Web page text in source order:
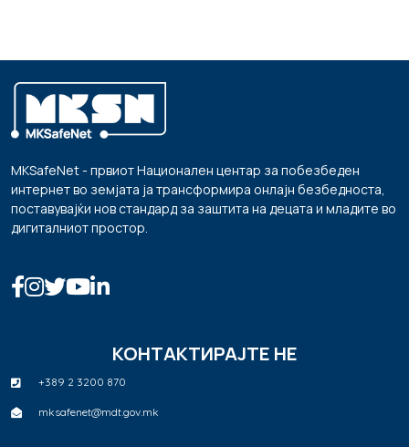
MKSafeNet - првиот Национален центар за побезбеден
интернет во земјата ја трансформира онлајн безбедноста,
поставувајќи нов стандард за заштита на децата и младите во
дигиталниот простор.
КОНТАКТИРАЈТЕ НЕ
+389 2 3200 870
mksafenet@mdt.gov.mk